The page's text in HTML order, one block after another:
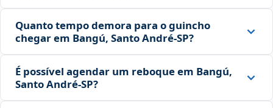
Quanto tempo demora para o guincho
chegar em Bangú, Santo André‑SP?
É possível agendar um reboque em Bangú,
Santo André‑SP?